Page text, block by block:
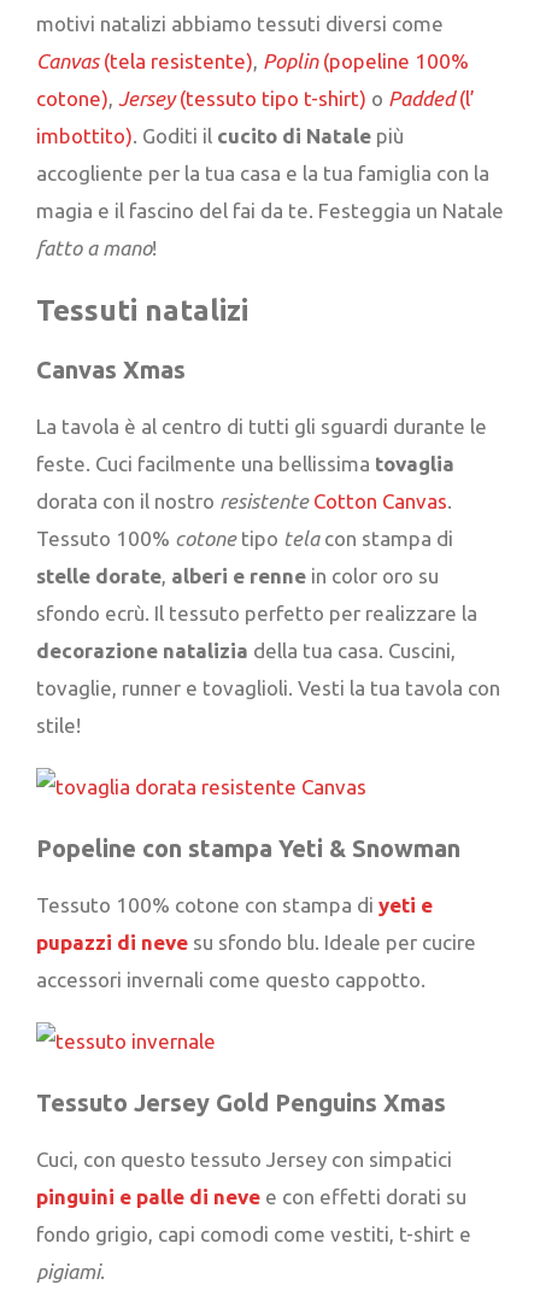
motivi natalizi abbiamo tessuti diversi come
Canvas (tela resistente), Poplin(popeline 100%
cotone), Jersey(tessuto tipo t-shirt) o Padded(l’​​
imbottito). Goditi il ​​ cucito di Natale più
accogliente per la tua casa e la tua famiglia con la
magia e il fascino del fai da te. Festeggia un Natale
fatto a mano!
Tessuti natalizi
Canvas Xmas
La tavola è al centro di tutti gli sguardi durante le
feste. Cuci facilmente una bellissima tovaglia
dorata con il nostro resistente Cotton Canvas.
Tessuto 100% cotone tipo tela con stampa di
stelle dorate, alberi e renne in color oro su
sfondo ecrù. Il tessuto perfetto per realizzare la
decorazione natalizia della tua casa. Cuscini,
tovaglie, runner e tovaglioli. Vesti la tua tavola con
stile!
Popeline con stampa Yeti & Snowman
Tessuto 100% cotone con stampa di yeti e
pupazzi di neve su sfondo blu. Ideale per cucire
accessori invernali come questo cappotto.
Tessuto Jersey Gold Penguins Xmas
Cuci, con questo tessuto Jersey con simpatici
pinguini e palle di neve e con effetti dorati su
fondo grigio, capi comodi come vestiti, t-shirt e
pigiami.